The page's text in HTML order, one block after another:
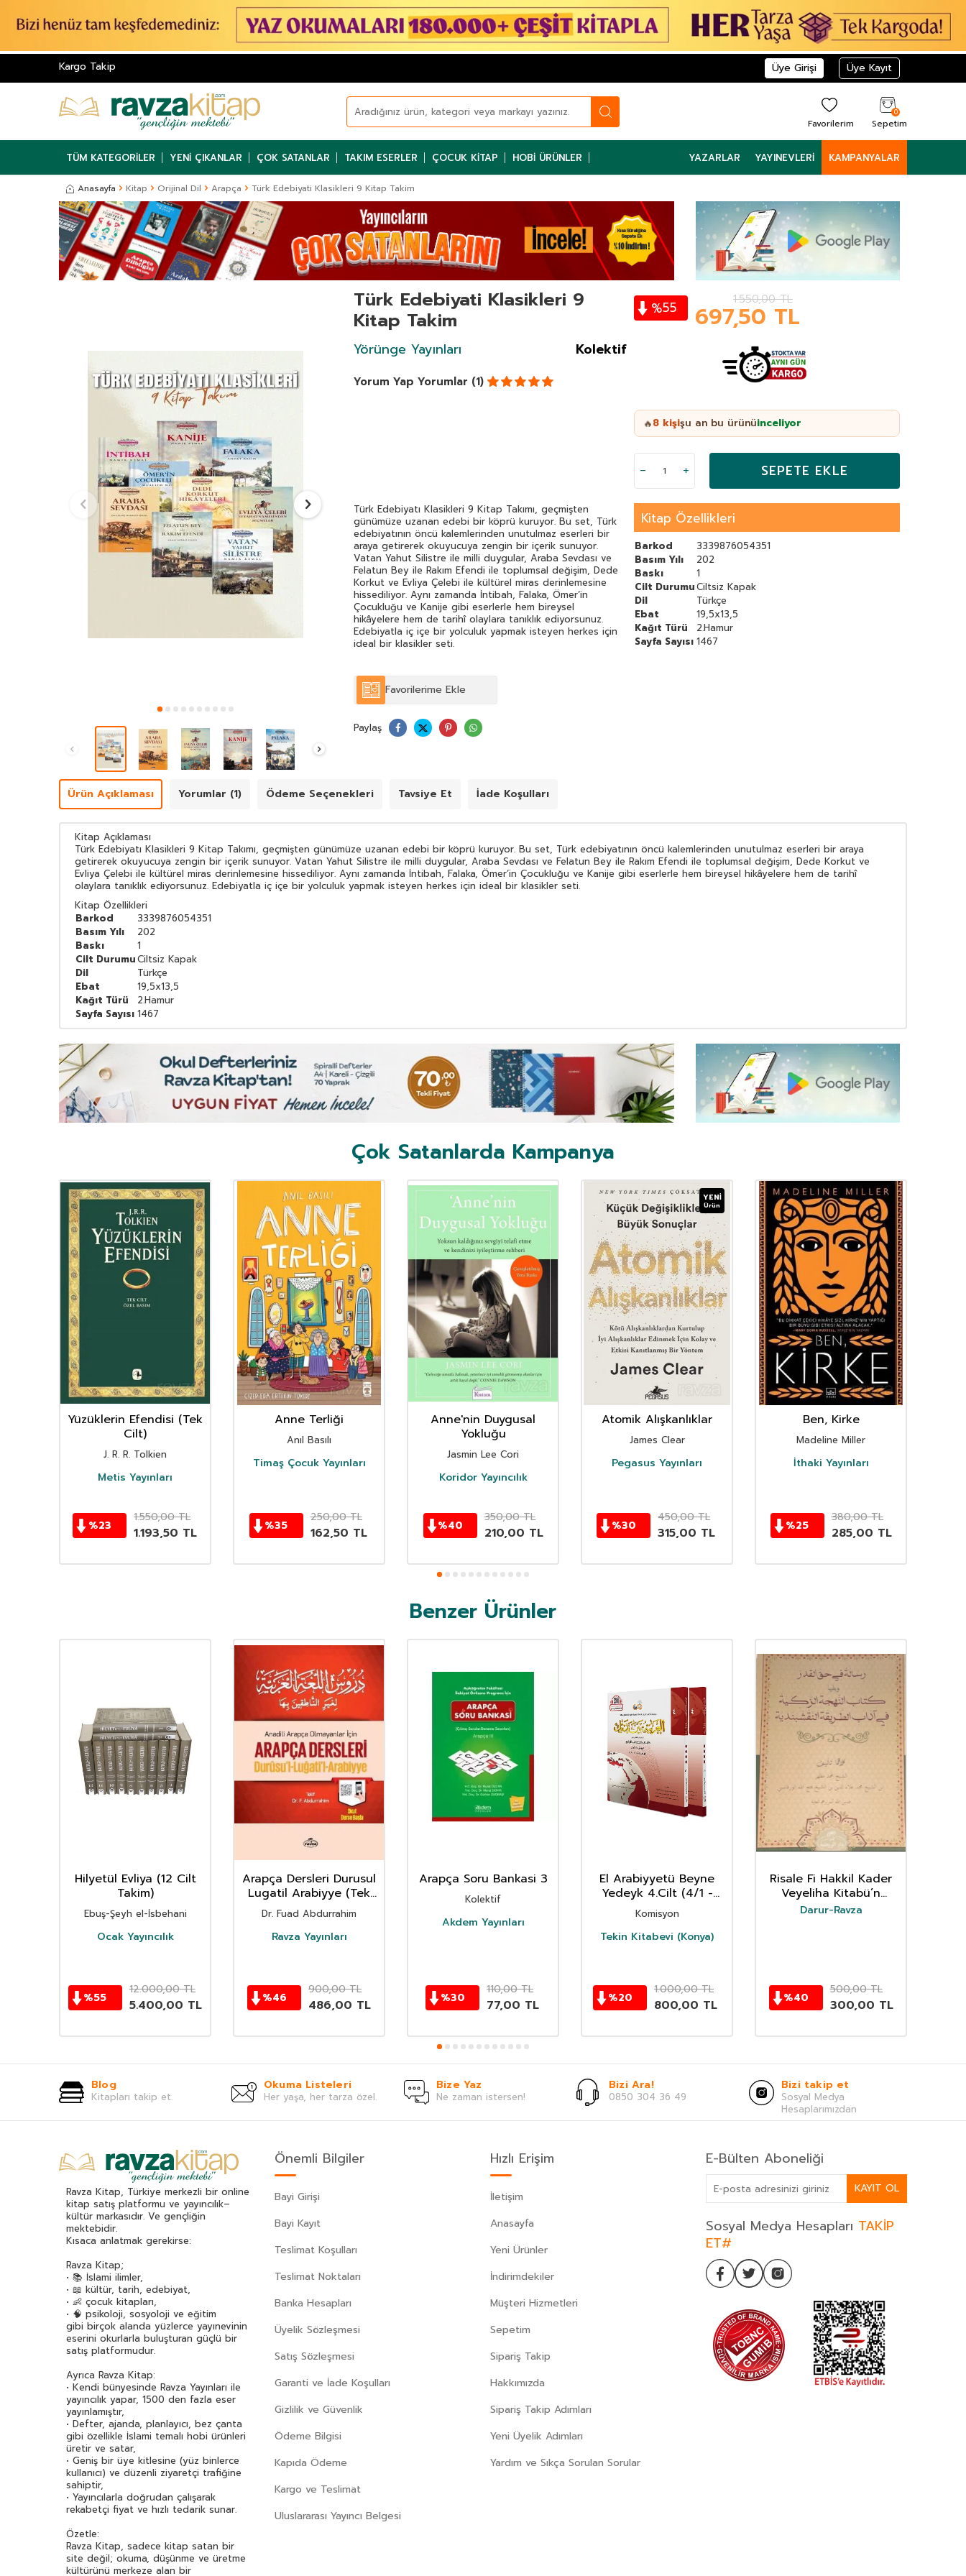
Kargo Takip Üye Girişi Üye Kayıt
Favorilerim
0
Sepetim
TÜM KATEGORILER YENI ÇIKANLAR ÇOK SATANLAR TAKIM ESERLER ÇOCUK KITAP HOBI ÜRÜNLER YAZARLAR YAYINEVLERI KAMPANYALAR
Anasayfa Kitap Orijinal Dil Arapça Türk Edebiyati Klasikleri 9 Kitap Takim
Türk Edebiyati Klasikleri 9
Kitap Takim
Yörünge Yayınları Kolektif
Yorum Yap Yorumlar (1)
%55 1.550,00TL
697,50 TL
🔥8 kişişu an bu ürünüinceliyor
SEPETE EKLE
Türk Edebiyatı Klasikleri 9 Kitap Takımı, geçmişten
günümüze uzanan edebi bir köprü kuruyor. Bu set, Türk
edebiyatının öncü kalemlerinden unutulmaz eserleri bir
araya getirerek okuyucuya zengin bir içerik sunuyor.
Vatan Yahut Silistre ile milli duygular, Araba Sevdası ve
Felatun Bey ile Rakım Efendi ile toplumsal değişim, Dede
Korkut ve Evliya Çelebi ile kültürel miras derinlemesine
hissediliyor. Aynı zamanda İntibah, Falaka, Ömer’in
Çocukluğu ve Kanije gibi eserlerle hem bireysel
hikâyelere hem de tarihî olaylara tanıklık ediyorsunuz.
Edebiyatla iç içe bir yolculuk yapmak isteyen herkes için
ideal bir klasikler seti.
Kitap Özellikleri
Barkod
3339876054351
Basım Yılı
202
Baskı
1
Cilt DurumuCiltsiz Kapak
Dil
Türkçe
Ebat
19,5x13,5
Kağıt Türü
2.Hamur
Sayfa Sayısı 1467
Favorilerime Ekle
Paylaş
Ürün Açıklaması Yorumlar (1) Ödeme Seçenekleri Tavsiye Et İade Koşulları
Kitap Açıklaması
Türk Edebiyatı Klasikleri 9 Kitap Takımı, geçmişten günümüze uzanan edebi bir köprü kuruyor. Bu set, Türk edebiyatının öncü kalemlerinden unutulmaz eserleri bir araya
getirerek okuyucuya zengin bir içerik sunuyor. Vatan Yahut Silistre ile milli duygular, Araba Sevdası ve Felatun Bey ile Rakım Efendi ile toplumsal değişim, Dede Korkut ve
Evliya Çelebi ile kültürel miras derinlemesine hissediliyor. Aynı zamanda İntibah, Falaka, Ömer’in Çocukluğu ve Kanije gibi eserlerle hem bireysel hikâyelere hem de tarihî
olaylara tanıklık ediyorsunuz. Edebiyatla iç içe bir yolculuk yapmak isteyen herkes için ideal bir klasikler seti.
Kitap Özellikleri
Barkod
3339876054351
Basım Yılı
202
Baskı
1
Cilt DurumuCiltsiz Kapak
Dil
Türkçe
Ebat
19,5x13,5
Kağıt Türü
2.Hamur
Sayfa Sayısı 1467
Çok Satanlarda Kampanya
Yüzüklerin Efendisi (Tek
Cilt)
J. R. R. Tolkien
Metis Yayınları
%23
1.550,00TL
1.193,50 TL
Anne Terliği
Anıl Basılı
Timaş Çocuk Yayınları
%35
250,00TL
162,50 TL
Anne'nin Duygusal
Yokluğu
Jasmin Lee Cori
Koridor Yayıncılık
%40
350,00TL
210,00 TL
YENI
Ürün
Atomik Alışkanlıklar
James Clear
Pegasus Yayınları
%30
450,00TL
315,00 TL
Ben, Kirke
Madeline Miller
İthaki Yayınları
%25
380,00TL
285,00 TL
Benzer Ürünler
Hilyetül Evliya (12 Cilt
Takim)
Ebuş-Şeyh el-İsbehani
Ocak Yayıncılık
%55
12.000,00TL
5.400,00 TL
Arapça Dersleri Durusul
Lugatil Arabiyye (Tek
Cilt) (4 Kitap Takım)
Dr. Fuad Abdurrahim
Ravza Yayınları
%46
900,00TL
486,00 TL
Arapça Soru Bankasi 3
Kolektif
Akdem Yayınları
%30
110,00TL
77,00 TL
El Arabiyyetü Beyne
Yedeyk 4.Cilt (4/1 -
4/2 )
Komisyon
Tekin Kitabevi (Konya)
%20
1.000,00TL
800,00 TL
Risale Fi Hakkil Kader
Veyeliha Kitabü’n
Nühceti’z Zekiyye Fi
Darur-Ravza
%40
500,00TL
300,00 TL
Blog
Kitapları takip et.
Okuma Listeleri
Her yaşa, her tarza özel.
Bize Yaz
Ne zaman istersen!
Bizi Ara!
0850 304 36 49
Bizi takip et
Sosyal Medya
Hesaplarımızdan
Ravza Kitap, Türkiye merkezli bir online
kitap satış platformu ve yayıncılık–
kültür markasıdır. Ve gençliğin
mektebidir.
Kısaca anlatmak gerekirse:
Ravza Kitap;
• 📚 İslami ilimler,
• 📖 kültür, tarih, edebiyat,
• 👶 çocuk kitapları,
• 🧠 psikoloji, sosyoloji ve eğitim
gibi birçok alanda yüzlerce yayınevinin
eserini okurlarla buluşturan güçlü bir
satış platformudur.
Ayrıca Ravza Kitap:
• Kendi bünyesinde Ravza Yayınları ile
yayıncılık yapar, 1500 den fazla eser
yayınlamıştır,
• Defter, ajanda, planlayıcı, bez çanta
gibi özellikle İslami temalı hobi ürünleri
üretir ve satar,
• Geniş bir üye kitlesine (yüz binlerce
kullanıcı) ve düzenli ziyaretçi trafiğine
sahiptir,
• Yayıncılarla doğrudan çalışarak
rekabetçi fiyat ve hızlı tedarik sunar.
Özetle:
Ravza Kitap, sadece kitap satan bir
site değil; okuma, düşünme ve üretme
kültürünü merkeze alan bir
Önemli Bilgiler
Bayi Girişi
Bayi Kayıt
Teslimat Koşulları
Teslimat Noktaları
Banka Hesapları
Üyelik Sözleşmesi
Satış Sözleşmesi
Garanti ve İade Koşulları
Gizlilik ve Güvenlik
Ödeme Bilgisi
Kapıda Ödeme
Kargo ve Teslimat
Uluslararası Yayıncı Belgesi
Hızlı Erişim
İletişim
Anasayfa
Yeni Ürünler
İndirimdekiler
Müşteri Hizmetleri
Sepetim
Sipariş Takip
Hakkımızda
Sipariş Takip Adımları
Yeni Üyelik Adımları
Yardım ve Sıkça Sorulan Sorular
E-Bülten Aboneliği
KAYIT OL
Sosyal Medya Hesapları TAKİP
ET#